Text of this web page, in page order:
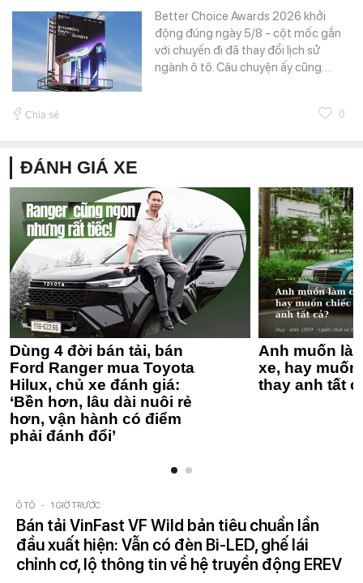
Better Choice Awards 2026 khởi
động đúng ngày 5/8 - cột mốc gắn
với chuyến đi đã thay đổi lịch sử
ngành ô tô. Câu chuyện ấy cũng…
Chia sẻ 0
ĐÁNH GIÁ XE
Dùng 4 đời bán tải, bán
Ford Ranger mua Toyota
Hilux, chủ xe đánh giá:
‘Bền hơn, lâu dài nuôi rẻ
hơn, vận hành có điểm
phải đánh đổi’
Anh muốn
xe, hay
thay anh tất
Ô TÔ - 1 GIỜ TRƯỚC
Bán tải VinFast VF Wild bản tiêu chuẩn lần
đầu xuất hiện: Vẫn có đèn Bi-LED, ghế lái
chỉnh cơ, lộ thông tin về hệ truyền động EREV